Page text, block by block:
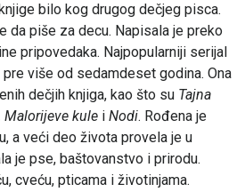
bilo kog drugog dečjeg pisca.
da piše za decu. Napisala je preko
pripovedaka. Najpopularniji serijal
pre više od sedamdeset godina. Ona
dečjih knjiga, kao što su Tajna
Malorijeve kulei Nodi. Rođena je
a veći deo života provela je u
je pse, baštovanstvo i prirodu.
cveću, pticama i životinjama.